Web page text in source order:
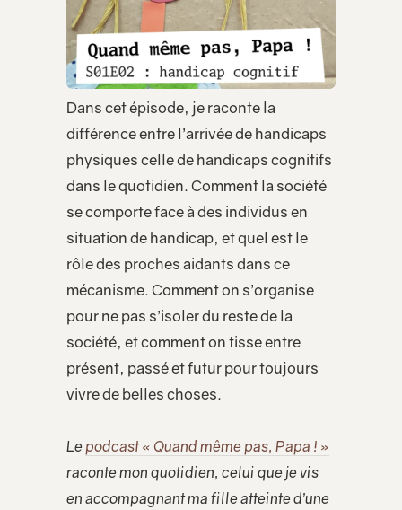
Dans cet épisode, je raconte la
différence entre l’arrivée de handicaps
physiques celle de handicaps cognitifs
dans le quotidien. Comment la société
se comporte face à des individus en
situation de handicap, et quel est le
rôle des proches aidants dans ce
mécanisme. Comment on s’organise
pour ne pas s’isoler du reste de la
société, et comment on tisse entre
présent, passé et futur pour toujours
vivre de belles choses.
Le podcast « Quand même pas, Papa ! »
raconte mon quotidien, celui que je vis
en accompagnant ma fille atteinte d’une